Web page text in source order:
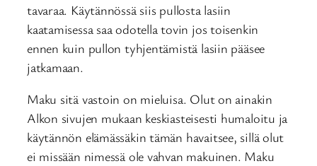
tavaraa. Käytännössä siis pullosta lasiin
kaatamisessa saa odotella tovin jos toisenkin
ennen kuin pullon tyhjentämistä lasiin pääsee
jatkamaan.
Maku sitä vastoin on mieluisa. Olut on ainakin
Alkon sivujen mukaan keskiasteisesti humaloitu ja
käytännön elämässäkin tämän havaitsee, sillä olut
ei missään nimessä ole vahvan makuinen. Maku